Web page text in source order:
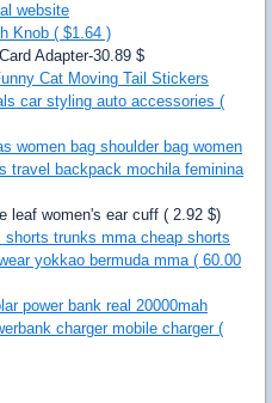
website
Knob ( $1.64 )
Adapter-30.89 $
Cat Moving Tail Stickers
car styling auto accessories (
women bag shoulder bag women
travel backpack mochila feminina
leaf women's ear cuff ( 2.92 $)
trunks mma cheap shorts
yokkao bermuda mma ( 60.00
power bank real 20000mah
charger mobile charger (